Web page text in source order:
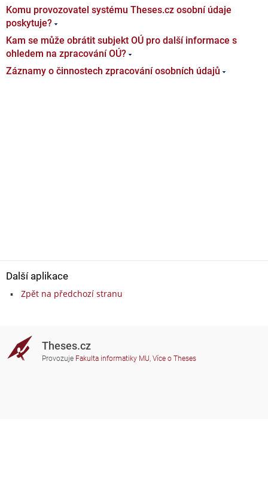
Komu provozovatel systému Theses.cz osobní údaje
poskytuje?
Kam se může obrátit subjekt OÚ pro další informace s
ohledem na zpracování OÚ?
Záznamy o činnostech zpracování osobních údajů
Další aplikace
Zpět na předchozí stranu
Theses.cz
Provozuje Fakulta informatiky MU, Více o Theses